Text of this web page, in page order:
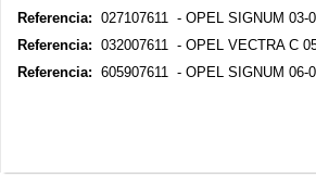
Referencia: 027107611 - OPEL SIGNUM 03-
Referencia: 032007611 - OPEL VECTRA C
Referencia: 605907611 - OPEL SIGNUM 06-